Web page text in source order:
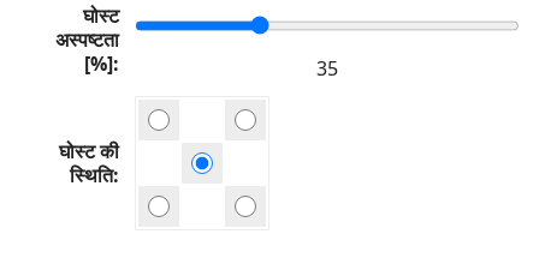
घोस्ट
अस्पष्टता
[%]
घोस्ट की
स्थिति